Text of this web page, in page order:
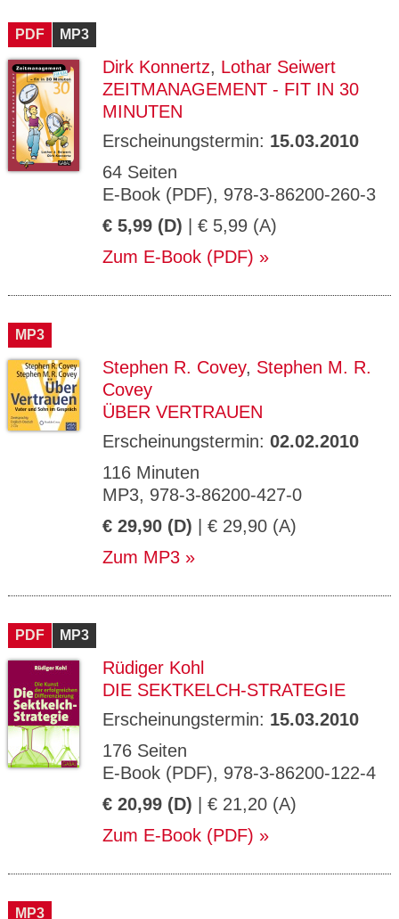
PDF MP3
Dirk Konnertz, Lothar Seiwert
ZEITMANAGEMENT - FIT IN 30
MINUTEN
Erscheinungstermin: 15.03.2010
64 Seiten
E-Book (PDF), 978-3-86200-260-3
€ 5,99 (D) | € 5,99 (A)
Zum E-Book (PDF)
MP3
Stephen R. Covey, Stephen M. R.
Covey
ÜBER VERTRAUEN
Erscheinungstermin: 02.02.2010
116 Minuten
MP3, 978-3-86200-427-0
€ 29,90 (D) | € 29,90 (A)
Zum MP3
PDF MP3
Rüdiger Kohl
DIE SEKTKELCH-STRATEGIE
Erscheinungstermin: 15.03.2010
176 Seiten
E-Book (PDF), 978-3-86200-122-4
€ 20,99 (D) | € 21,20 (A)
Zum E-Book (PDF)
MP3